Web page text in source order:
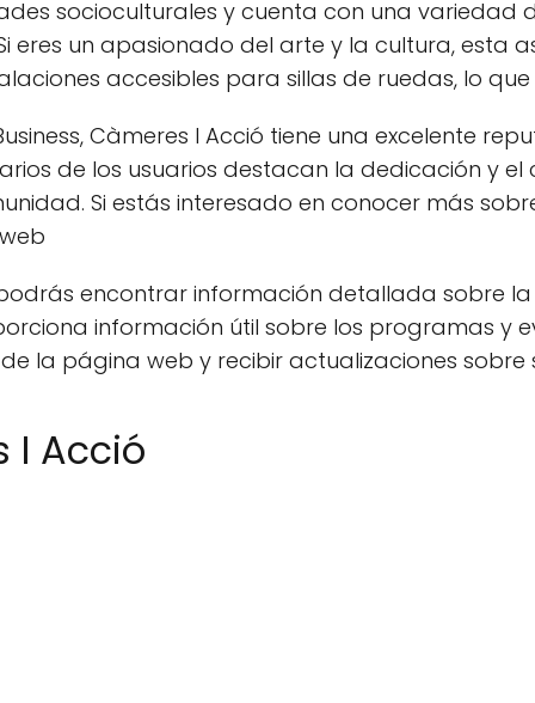
socioculturales y cuenta con una
eres un apasionado del arte y la cultura, esta
accesibles para sillas de ruedas, lo
Càmeres I Acció tiene una excelente
de los usuarios destacan la dedicación y
Si estás interesado en conocer más
encontrar información detallada sobre
información útil sobre los programas y
la página web y recibir actualizaciones sobre
I Acció